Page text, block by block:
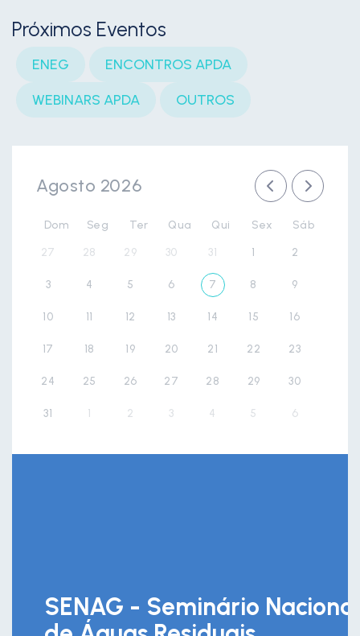
Próximos Eventos
ENEG
ENCONTROS APDA
WEBINARS APDA
OUTROS
Agosto 2026
Dom Seg Ter Qua Qui Sex
Sáb
27
28 29 30 31 1 2
3 4 5 6 7 8 9
10 11 12 13 14 15 16
17 18 19 20 21 22 23
24 25 26 27 28 29 30
31 1 2 3 4 5 6
SENAG - Seminário Nacional